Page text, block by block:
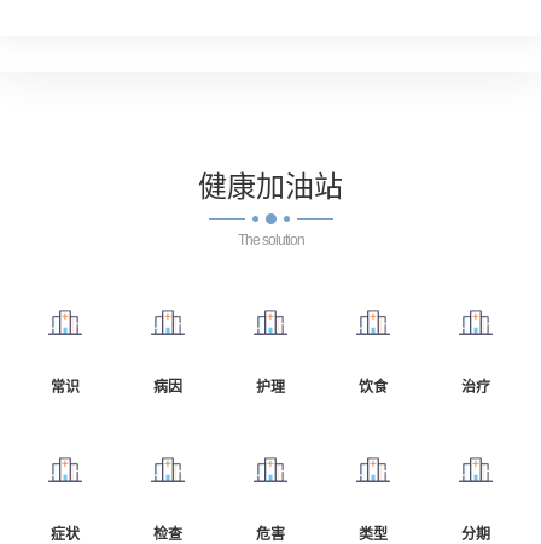
健康加油站
The solution
常识 病因 护理 饮食 治疗
症状 检查 危害 类型 分期